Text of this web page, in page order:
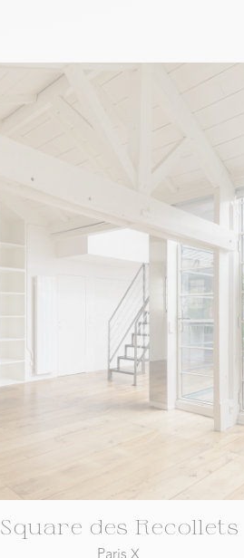
Square des Recollets